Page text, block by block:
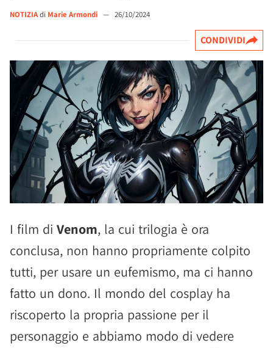
NOTIZIAdi Marie Armondi — 26/10/2024
CONDIVIDI
I film di Venom, la cui trilogia è ora
conclusa, non hanno propriamente colpito
tutti, per usare un eufemismo, ma ci hanno
fatto un dono. Il mondo del cosplay ha
riscoperto la propria passione per il
personaggio e abbiamo modo di vedere